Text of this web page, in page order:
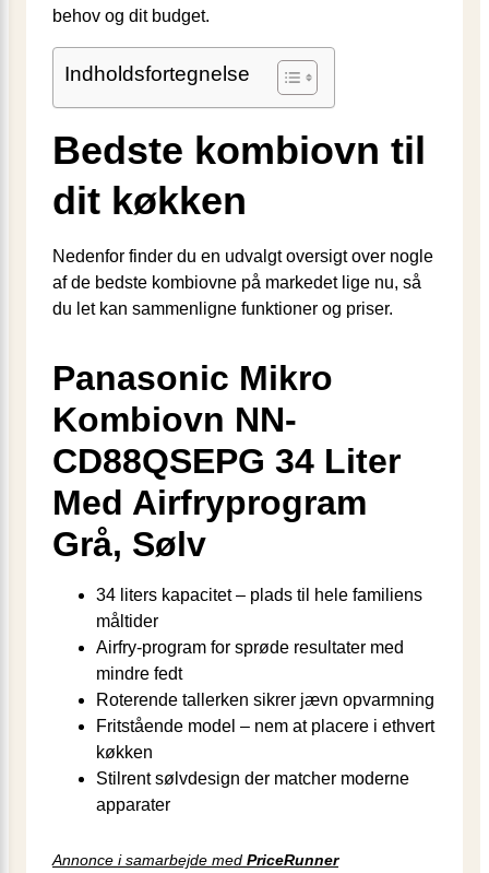
behov og dit budget.
Indholdsfortegnelse
Bedste kombiovn til
dit køkken
Nedenfor finder du en udvalgt oversigt over nogle
af de bedste kombiovne på markedet lige nu, så
du let kan sammenligne funktioner og priser.
Panasonic Mikro
Kombiovn NN-
CD88QSEPG 34 Liter
Med Airfryprogram
Grå, Sølv
34 liters kapacitet – plads til hele familiens
måltider
Airfry-program for sprøde resultater med
mindre fedt
Roterende tallerken sikrer jævn opvarmning
Fritstående model – nem at placere i ethvert
køkken
Stilrent sølvdesign der matcher moderne
apparater
Annonce i samarbejde med PriceRunner